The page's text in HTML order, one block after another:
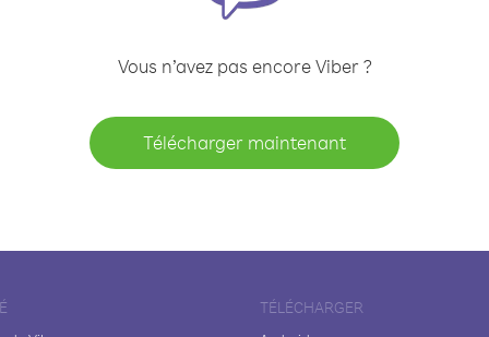
Vous n’avez pas encore Viber ?
Télécharger maintenant
TÉLÉCHARGER